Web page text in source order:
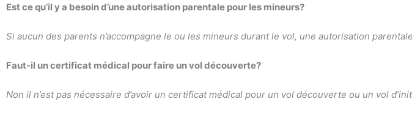
Est ce qu’il y a besoin d’une autorisation parentale pour les mineurs?
Si aucun des parents n’accompagne le ou les mineurs durant le vol, une autorisation
Faut-il un certificat médical pour faire un vol découverte?
Non il n’est pas nécessaire d’avoir un certificat médical pour un vol découverte ou un vol